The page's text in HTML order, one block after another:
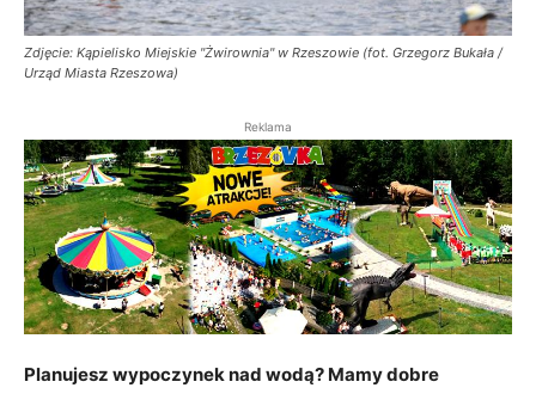
Zdjęcie: Kąpielisko Miejskie "Żwirownia" w Rzeszowie (fot. Grzegorz Bukała /
Urząd Miasta Rzeszowa)
Reklama
Planujesz wypoczynek nad wodą? Mamy dobre